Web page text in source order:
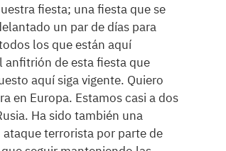
fiesta; una fiesta que se
un par de días para
los que están aquí
anfitrión de esta fiesta que
aquí siga vigente. Quiero
en Europa. Estamos casi a dos
Ha sido también una
terrorista por parte de